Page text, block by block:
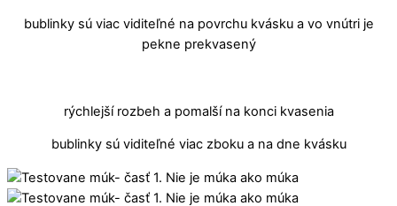
bublinky sú viac viditeľné na povrchu kvásku a vo vnútri je
pekne prekvasený
rýchlejší rozbeh a pomalší na konci kvasenia
bublinky sú viditeľné viac zboku a na dne kvásku